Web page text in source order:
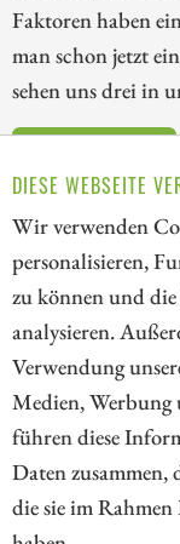
DIESE WEBSEITE
Wir verwenden
personalisieren,
zu können und
analysieren.
Verwendung
Medien, Werbung
führen diese
Daten zusammen,
die sie im
Faktoren haben
man schon jetzt
sehen uns drei in
1 2 3
//
Investoren und
und